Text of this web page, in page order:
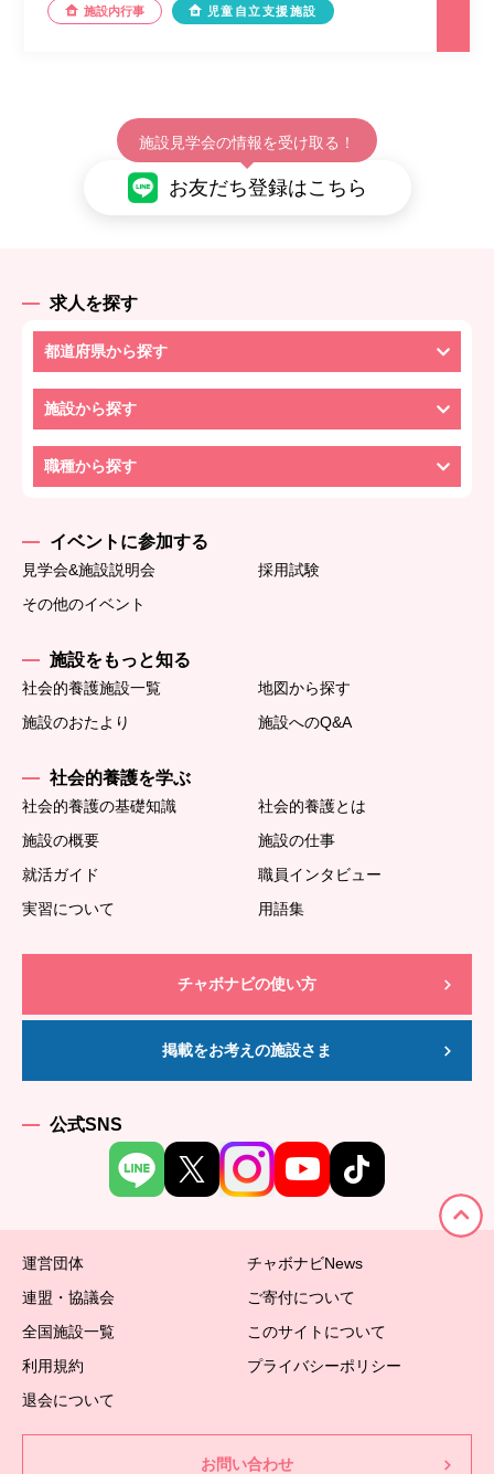
施設内行事 児童自立支援施設
施設見学会の情報を受け取る！
お友だち登録はこちら
求人を探す
都道府県から探す
施設から探す
職種から探す
イベントに参加する
見学会&施設説明会
採用試験
その他のイベント
施設をもっと知る
社会的養護施設一覧
地図から探す
施設のおたより
施設へのQ&A
社会的養護を学ぶ
社会的養護の基礎知識
社会的養護とは
施設の概要
施設の仕事
就活ガイド
職員インタビュー
実習について
用語集
チャボナビの使い方
掲載をお考えの施設さま
公式SNS
運営団体
チャボナビNews
連盟・協議会
ご寄付について
全国施設一覧
このサイトについて
利用規約
プライバシーポリシー
退会について
お問い合わせ